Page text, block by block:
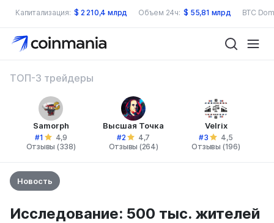
Капитализация: $ 2 210,4 млрд Объем 24ч: $ 55,81 млрд BTC
ТОП-3 трейдеры
Samorph
#1
4,9
Отзывы (338)
Высшая Точка
#2
4,7
Отзывы (264)
Velrix
#3
4,5
Отзывы (196)
Новость
Исследование: 500 тыс. жителей